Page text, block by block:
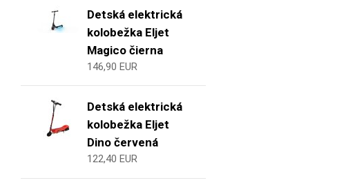
Detská elektrická
kolobežka Eljet
Magico čierna
146,90 EUR
Detská elektrická
kolobežka Eljet
Dino červená
122,40 EUR